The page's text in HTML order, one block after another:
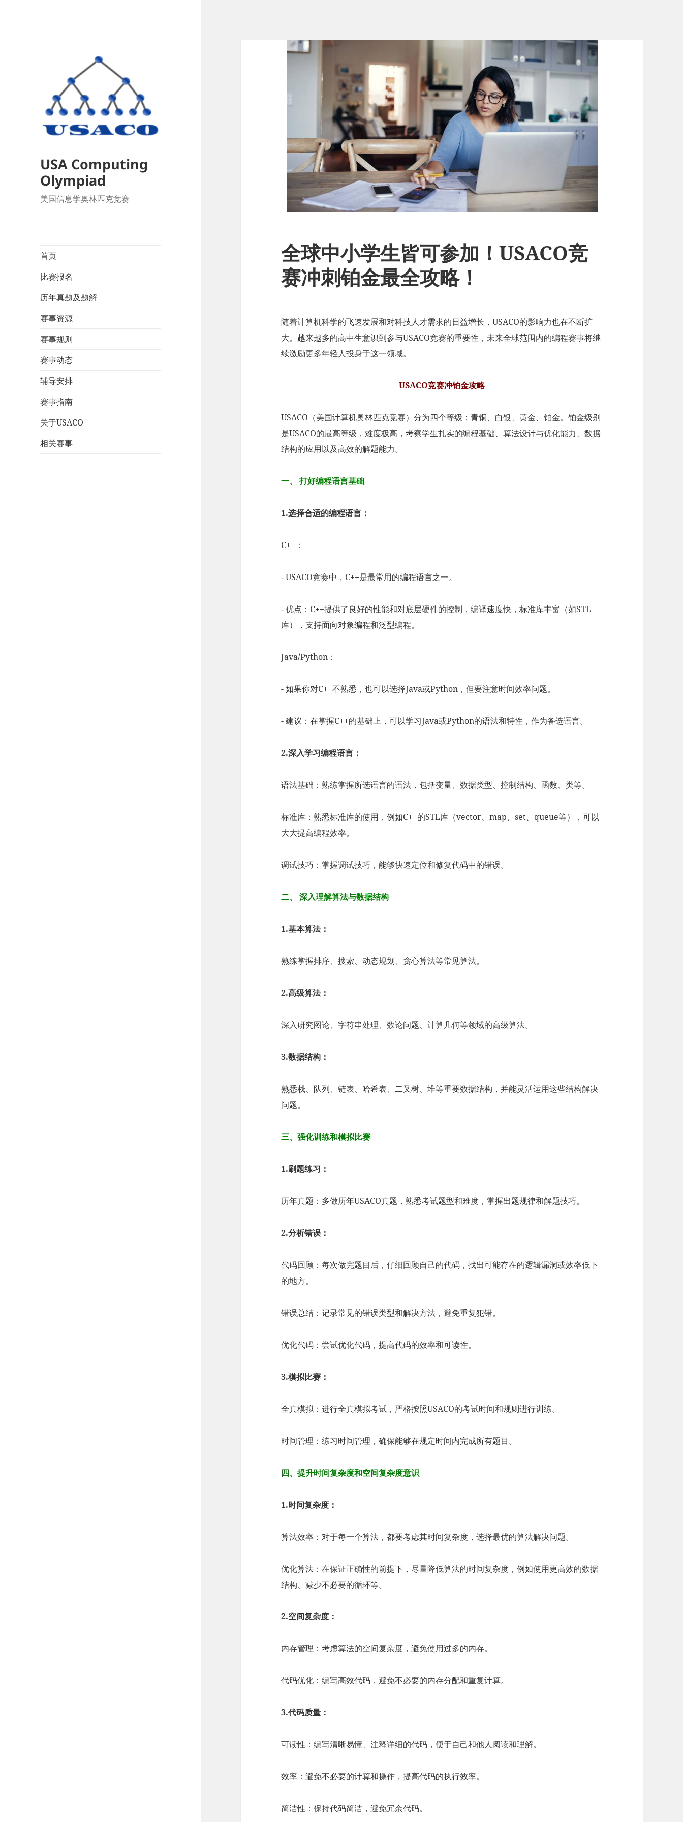
USA Computing
Olympiad
美国信息学奥林匹克竞赛
首页
比赛报名
历年真题及题解
赛事资源
赛事规则
赛事动态
辅导安排
赛事指南
关于USACO
相关赛事
全球中小学生皆可参加！USACO竞
赛冲刺铂金最全攻略！
随着计算机科学的飞速发展和对科技人才需求的日益增长，USACO的影响力也在不断扩
大。越来越多的高中生意识到参与USACO竞赛的重要性，未来全球范围内的编程赛事将继
续激励更多年轻人投身于这一领域。
USACO竞赛冲铂金攻略
USACO（美国计算机奥林匹克竞赛）分为四个等级：青铜、白银、黄金、铂金。铂金级别
是USACO的最高等级，难度极高，考察学生扎实的编程基础、算法设计与优化能力、数据
结构的应用以及高效的解题能力。
一、 打好编程语言基础
1.选择合适的编程语言：
C++：
- USACO竞赛中，C++是最常用的编程语言之一。
- 优点：C++提供了良好的性能和对底层硬件的控制，编译速度快，标准库丰富（如STL
库），支持面向对象编程和泛型编程。
Java/Python：
- 如果你对C++不熟悉，也可以选择Java或Python，但要注意时间效率问题。
- 建议：在掌握C++的基础上，可以学习Java或Python的语法和特性，作为备选语言。
2.深入学习编程语言：
语法基础：熟练掌握所选语言的语法，包括变量、数据类型、控制结构、函数、类等。
标准库：熟悉标准库的使用，例如C++的STL库（vector、map、set、queue等），可以
大大提高编程效率。
调试技巧：掌握调试技巧，能够快速定位和修复代码中的错误。
二、 深入理解算法与数据结构
1.基本算法：
熟练掌握排序、搜索、动态规划、贪心算法等常见算法。
2.高级算法：
深入研究图论、字符串处理、数论问题、计算几何等领域的高级算法。
3.数据结构：
熟悉栈、队列、链表、哈希表、二叉树、堆等重要数据结构，并能灵活运用这些结构解决
问题。
三、强化训练和模拟比赛
1.刷题练习：
历年真题：多做历年USACO真题，熟悉考试题型和难度，掌握出题规律和解题技巧。
2.分析错误：
代码回顾：每次做完题目后，仔细回顾自己的代码，找出可能存在的逻辑漏洞或效率低下
的地方。
错误总结：记录常见的错误类型和解决方法，避免重复犯错。
优化代码：尝试优化代码，提高代码的效率和可读性。
3.模拟比赛：
全真模拟：进行全真模拟考试，严格按照USACO的考试时间和规则进行训练。
时间管理：练习时间管理，确保能够在规定时间内完成所有题目。
四、提升时间复杂度和空间复杂度意识
1.时间复杂度：
算法效率：对于每一个算法，都要考虑其时间复杂度，选择最优的算法解决问题。
优化算法：在保证正确性的前提下，尽量降低算法的时间复杂度，例如使用更高效的数据
结构、减少不必要的循环等。
2.空间复杂度：
内存管理：考虑算法的空间复杂度，避免使用过多的内存。
代码优化：编写高效代码，避免不必要的内存分配和重复计算。
3.代码质量：
可读性：编写清晰易懂、注释详细的代码，便于自己和他人阅读和理解。
效率：避免不必要的计算和操作，提高代码的执行效率。
简洁性：保持代码简洁，避免冗余代码。